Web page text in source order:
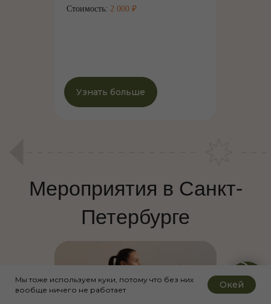
Мы тоже используем куки, потому что без них
вообще ничего не работает
Окей
Стоимость: 2 000 ₽
Узнать больше